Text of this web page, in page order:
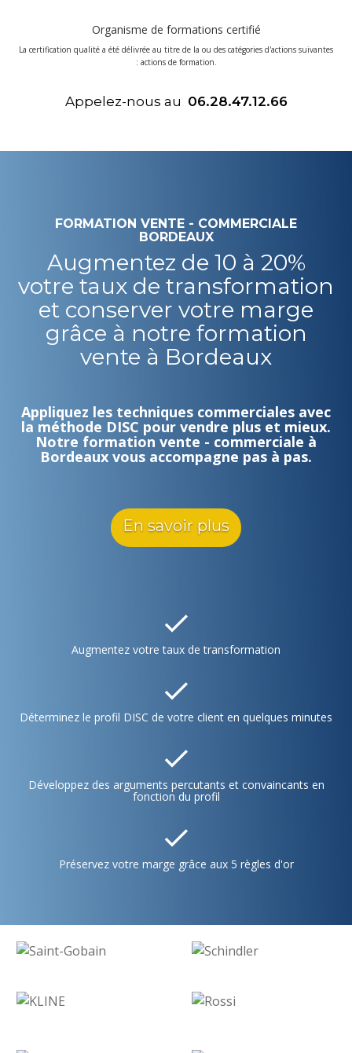
Organisme de formations certifié
La certification qualité a été délivrée au titre de la ou des catégories d'actions suivantes
: actions de formation.
Appelez-nous au 06.28.47.12.66
FORMATION VENTE - COMMERCIALE
BORDEAUX
Augmentez de 10 à 20%
votre taux de transformation
et conserver votre marge
grâce à notre formation
vente à Bordeaux
Appliquez les techniques commerciales avec
la méthode DISC pour vendre plus et mieux.
Notre formation vente - commerciale à
Bordeaux vous accompagne pas à pas.
En savoir plus
Augmentez votre taux de transformation
Déterminez le profil DISC de votre client en quelques minutes
Développez des arguments percutants et convaincants en
fonction du profil
Préservez votre marge grâce aux 5 règles d'or